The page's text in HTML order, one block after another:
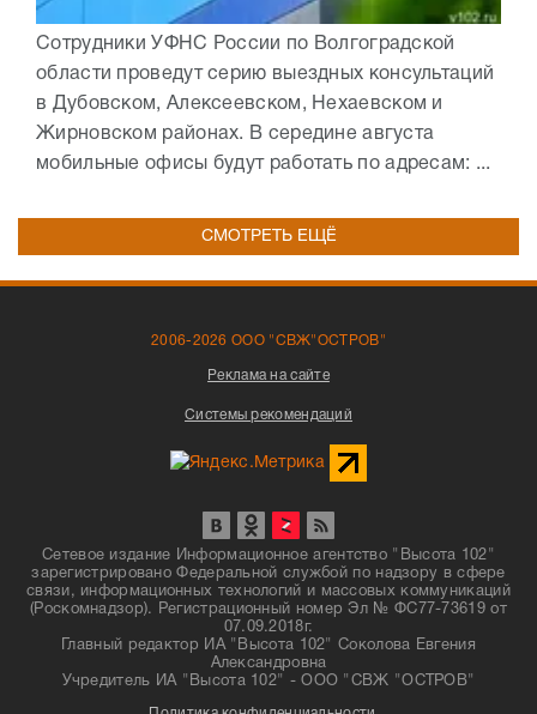
Сотрудники УФНС России по Волгоградской
области проведут серию выездных консультаций
в Дубовском, Алексеевском, Нехаевском и
Жирновском районах. В середине августа
мобильные офисы будут работать по адресам: ...
СМОТРЕТЬ ЕЩЁ
2006-2026 ООО "СВЖ"ОСТРОВ"
Реклама на сайте
Системы рекомендаций
Сетевое издание Информационное агентство "Высота 102"
зарегистрировано Федеральной службой по надзору в сфере
связи, информационных технологий и массовых коммуникаций
(Роскомнадзор). Регистрационный номер Эл № ФС77-73619 от
07.09.2018г.
Главный редактор ИА "Высота 102" Соколова Евгения
Александровна
Учредитель ИА "Высота 102" - ООО "СВЖ "ОСТРОВ"